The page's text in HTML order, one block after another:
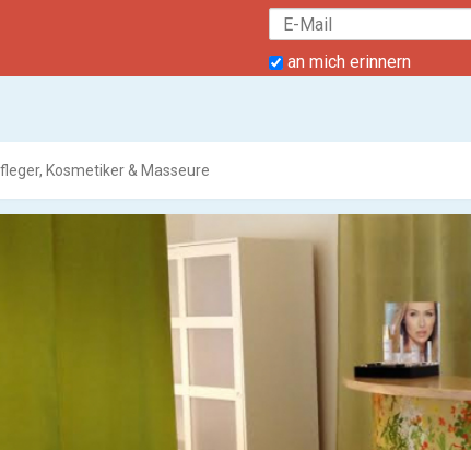
an mich erinnern
Kosmetiker & Masseure